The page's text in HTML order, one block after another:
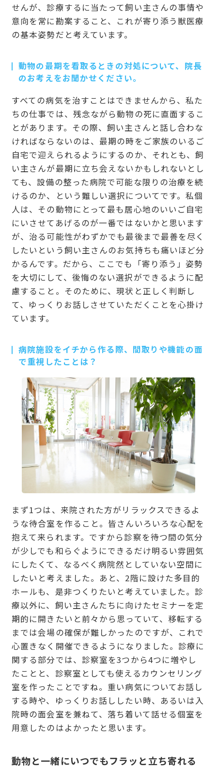
せんが、診療するに当たって飼い主さんの事情や
意向を常に勘案すること、これが寄り添う獣医療
の基本姿勢だと考えています。
動物の最期を看取るときの対処について、院長
のお考えをお聞かせください。
すべての病気を治すことはできませんから、私た
ちの仕事では、残念ながら動物の死に直面するこ
とがあります。その際、飼い主さんと話し合わな
ければならないのは、最期の時をご家族のいるご
自宅で迎えられるようにするのか、それとも、飼
い主さんが最期に立ち会えないかもしれないとし
ても、設備の整った病院で可能な限りの治療を続
けるのか、という難しい選択についてです。私個
人は、その動物にとって最も居心地のいいご自宅
にいさせてあげるのが一番ではないかと思います
が、治る可能性がわずかでも最後まで最善を尽く
したいという飼い主さんのお気持ちも痛いほど分
かるんです。だから、ここでも「寄り添う」姿勢
を大切にして、後悔のない選択ができるように配
慮すること。そのために、現状と正しく判断し
て、ゆっくりお話しさせていただくことを心掛け
ています。
病院施設をイチから作る際、間取りや機能の面
で重視したことは？
まず1つは、来院された方がリラックスできるよ
うな待合室を作ること。皆さんいろいろな心配を
抱えて来られます。ですから診察を待つ間の気分
が少しでも和らぐようにできるだけ明るい雰囲気
にしたくて、なるべく病院然としていない空間に
したいと考えました。あと、2階に設けた多目的
ホールも、是非つくりたいと考えていました。診
療以外に、飼い主さんたちに向けたセミナーを定
期的に開きたいと前々から思っていて、移転する
までは会場の確保が難しかったのですが、これで
心置きなく開催できるようになりました。診療に
関する部分では、診察室を3つから4つに増やし
たことと、診察室としても使えるカウンセリング
室を作ったことですね。重い病気についてお話し
する時や、ゆっくりお話ししたい時、あるいは入
院時の面会室を兼ねて、落ち着いて話せる個室を
用意したのはよかったと思います。
動物と一緒にいつでもフラッと立ち寄れる